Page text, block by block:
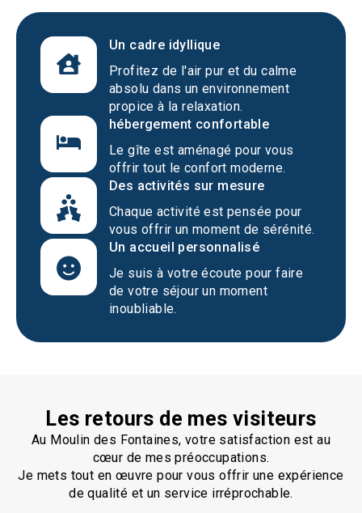
Un cadre idyllique
Profitez de l'air pur et du calme
absolu dans un environnement
propice à la relaxation.
hébergement confortable
Le gîte est aménagé pour vous
offrir tout le confort moderne.
Des activités sur mesure
Chaque activité est pensée pour
vous offrir un moment de sérénité.
Un accueil personnalisé
Je suis à votre écoute pour faire
de votre séjour un moment
inoubliable.
Les retours de mes visiteurs
Au Moulin des Fontaines, votre satisfaction est au
cœur de mes préoccupations.
Je mets tout en œuvre pour vous offrir une expérience
de qualité et un service irréprochable.